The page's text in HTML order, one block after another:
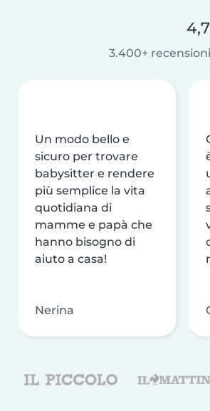
3.400+ recensioni
Un modo bello e
sicuro per trovare
babysitter e rendere
più semplice la vita
quotidiana di
mamme e papà che
hanno bisogno di
aiuto a casa!
Nerina